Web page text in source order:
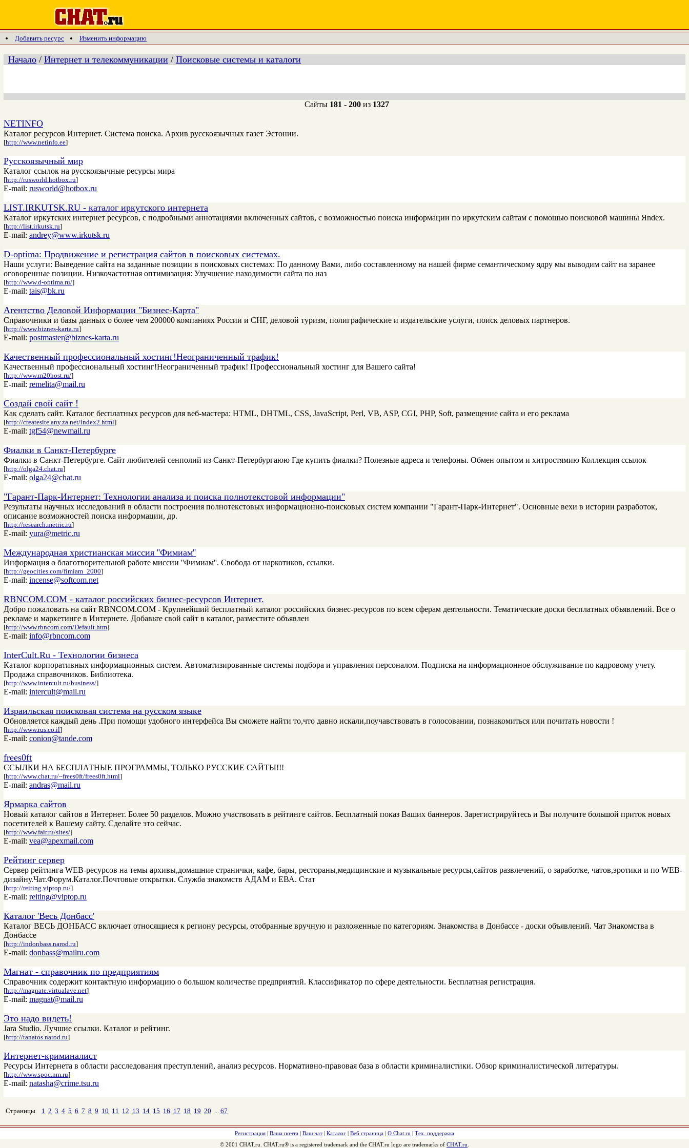
Добавить ресурс Изменить информацию
Начало / Интернет и телекоммуникации / Поисковые системы и каталоги
Сайты 181 - 200из 1327
NETINFO
Каталог ресурсов Интернет. Система поиска. Архив русскоязычных газет Эстонии.
[http://www.netinfo.ee]
Русскоязычный мир
Каталог ссылок на русскоязычные ресурсы мира
[http://rusworld.hotbox.ru]
E-mail: rusworld@hotbox.ru
LIST.IRKUTSK.RU - каталог иркутского интернета
Каталог иркутских интернет ресурсов, с подробными аннотациями включенных сайтов, с возможностью поиска информации по иркутским сайтам с помошью поисковой машины Яndex.
[http://list.irkutsk.ru]
E-mail: andrey@www.irkutsk.ru
D-optima: Продвижение и регистрация сайтов в поисковых системах.
Наши услуги: Выведение сайта на заданные позиции в поисковых системах: По данному Вами, либо составленному на нашей фирме семантическому ядру мы выводим сайт на заранее
оговоренные позиции. Низкочастотная оптимизация: Улучшение находимости сайта по наз
[http://www.d-optima.ru/]
E-mail: tais@bk.ru
Агентство Деловой Информации "Бизнес-Карта"
Справочники и базы данных о более чем 200000 компаниях России и СНГ, деловой туризм, полиграфические и издательские услуги, поиск деловых партнеров.
[http://www.biznes-karta.ru]
E-mail: postmaster@biznes-karta.ru
Качественный профессиональный хостинг!Неограниченный трафик!
Качественный профессиональный хостинг!Неограниченный трафик! Профессиональный хостинг для Вашего сайта!
[http://www.m20host.ru/]
E-mail: remelita@mail.ru
Создай свой сайт !
Как сделать сайт. Каталог бесплатных ресурсов для веб-мастера: HTML, DHTML, CSS, JavaScript, Perl, VB, ASP, CGI, PHP, Soft, размещение сайта и его реклама
[http://createsite.any.za.net/index2.html]
E-mail: tgf54@newmail.ru
Фиалки в Санкт-Петербурге
Фиалки в Санкт-Петербурге. Сайт любителей сенполий из Санкт-Петербургаюю Где купить фиалки? Полезные адреса и телефоны. Обмен опытом и хитростямию Коллекция ссылок
[http://olga24.chat.ru]
E-mail: olga24@chat.ru
"Гарант-Парк-Интернет: Технологии анализа и поиска полнотекстовой информации"
Результаты научных исследований в области построения полнотекстовых информационно-поисковых систем компании "Гарант-Парк-Интернет". Основные вехи в истории разработок,
описание возможностей поиска информации, др.
[http://research.metric.ru]
E-mail: yura@metric.ru
Международная христианская миссия ''Фимиам''
Информация о благотворительной работе миссии ''Фимиам''. Свобода от наркотиков, ссылки.
[http://geocities.com/fimiam_2000]
E-mail: incense@softcom.net
RBNCOM.COM - каталог российских бизнес-ресурсов Интернет.
Добро пожаловать на сайт RBNCOM.COM - Крупнейший бесплатный каталог российских бизнес-ресурсов по всем сферам деятельности. Тематические доски бесплатных объявлений. Все о
рекламе и маркетинге в Интернете. Добавьте свой сайт в каталог, разместите объявлен
[http://www.rbncom.com/Default.htm]
E-mail: info@rbncom.com
InterCult.Ru - Технологии бизнеса
Каталог корпоративных информационных систем. Автоматизированные системы подбора и управления персоналом. Подписка на информационное обслуживание по кадровому учету.
Продажа справочников. Библиотека.
[http://www.intercult.ru/business/]
E-mail: intercult@mail.ru
Израильская поисковая система на русском языке
Обновляется каждый день .При помощи удобного интерфейса Вы сможете найти то,что давно искали,поучавствовать в голосовании, познакомиться или почитать новости !
[http://www.rus.co.il]
E-mail: conion@tande.com
frees0ft
ССЫЛКИ НА БЕСПЛАТНЫЕ ПРОГРАММЫ, ТОЛЬКО РУССКИЕ САЙТЫ!!!
[http://www.chat.ru/~frees0ft/frees0ft.html]
E-mail: andras@mail.ru
Ярмарка сайтов
Новый каталог сайтов в Интернет. Более 50 разделов. Можно участвовать в рейтинге сайтов. Бесплатный показ Ваших баннеров. Зарегистрируйтесь и Вы получите большой приток новых
посетителей к Вашему сайту. Сделайте это сейчас.
[http://www.fair.ru/sites/]
E-mail: vea@apexmail.com
Рейтинг сервер
Сервер рейтинга WEB-ресурсов на темы архивы,домашние странички, кафе, бары, рестораны,медицинские и музыкальные ресурсы,сайтов развлечений, о заработке, чатов,эротики и по WEB-
дизайну.Чат.Форум.Каталог.Почтовые открытки. Служба знакомств АДАМ и ЕВА. Стат
[http://reiting.viptop.ru/]
E-mail: reiting@viptop.ru
Каталог 'Весь Донбасс'
Каталог ВЕСЬ ДОНБАСС включает относящиеся к региону ресурсы, отобранные вручную и разложенные по категориям. Знакомства в Донбассе - доски объявлений. Чат Знакомства в
Донбассе
[http://indonbass.narod.ru]
E-mail: donbass@mailru.com
Магнат - справочник по предприятиям
Справочник содержит контактную информацию о большом количестве предприятий. Классификатор по сфере деятельности. Бесплатная регистрация.
[http://magnate.virtualave.net]
E-mail: magnat@mail.ru
Это надо видеть!
Jara Studio. Лучшие ссылки. Каталог и рейтинг.
[http://tanatos.narod.ru]
Интернет-криминалист
Ресурсы Интернета в области расследования преступлений, анализ ресурсов. Нормативно-правовая база в области криминалистики. Обзор криминалистической литературы.
[http://www.spoc.nm.ru]
E-mail: natasha@crime.tsu.ru
Страницы 1 2 3 4 5 6 7 8 9 10 11 12 13 14 15 16 17 18 19 20 ... 67
Регистрация | Ваша почта | Ваш чат | Каталог | Веб страница | О Chat.ru | Тех. поддержка
© 2001 CHAT.ru. CHAT.ru® is a registered trademark and the CHAT.ru logo are trademarks of CHAT.ru